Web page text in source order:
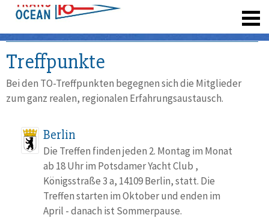
Treffpunkte
Bei den TO-Treffpunkten begegnen sich die Mitglieder
zum ganz realen, regionalen Erfahrungsaustausch.
Berlin
Die Treffen finden jeden 2. Montag im Monat
ab 18 Uhr im Potsdamer Yacht Club ,
Königsstraße 3 a, 14109 Berlin, statt. Die
Treffen starten im Oktober und enden im
April - danach ist Sommerpause.